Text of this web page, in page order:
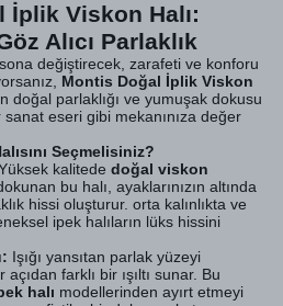
İplik Viskon Halı:
Alıcı Parlaklık
değiştirecek, zarafeti ve konforu
Montis Doğal İplik Viskon
doğal parlaklığı ve yumuşak dokusu
eseri gibi mekanınıza değer
Seçmelisiniz?
kalitede doğal viskon
bu halı, ayaklarınızın altında
hissi oluşturur. orta kalınlıkta ve
ipek halıların lüks hissini
Işığı yansıtan parlak yüzeyi
farklı bir ışıltı sunar. Bu
halı modellerinden ayırt etmeyi